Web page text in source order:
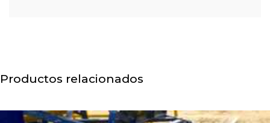
Productos relacionados